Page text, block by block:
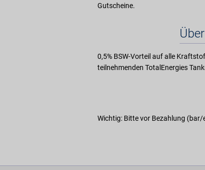
Gutscheine.
0,5% BSW-Vorteil auf alle
teilnehmenden TotalEnergies
Wichtig: Bitte vor Bezahlung (bar/